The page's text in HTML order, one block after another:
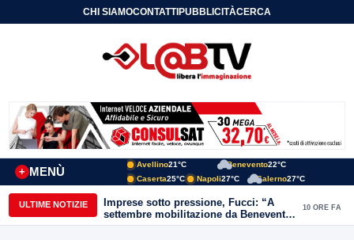
CHI SIAMOCONTATTIPUBBLICITÀCERCA
MENÙ
+
Avellino21°C Benevento22°C
Caserta25°C Napoli27°C Salerno27°C
ULTIME NOTIZIE
Imprese sotto pressione, Fucci: “A
settembre mobilitazione da Benevento
e Avellino”
10 ORE FA